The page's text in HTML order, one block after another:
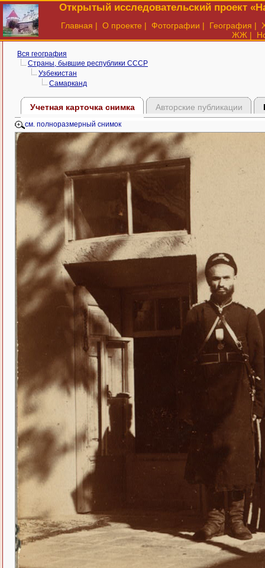
Открытый исследовательский проект
Главная | О проекте | Фотографии | География |
ЖЖ |
Вся география
Страны, бывшие республики СССР
Узбекистан
Самарканд
Учетная карточка снимка Авторские публикации
см. полноразмерный снимок